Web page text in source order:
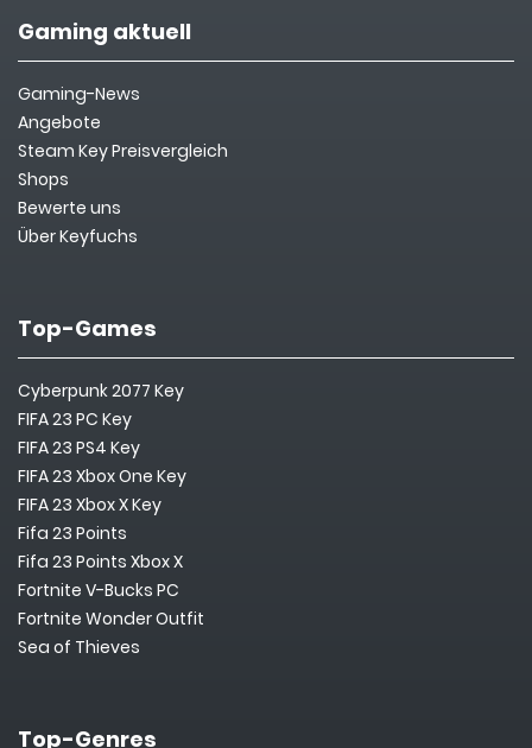
Gaming aktuell
Gaming-News
Angebote
Steam Key Preisvergleich
Shops
Bewerte uns
Über Keyfuchs
Top-Games
Cyberpunk 2077 Key
FIFA 23 PC Key
FIFA 23 PS4 Key
FIFA 23 Xbox One Key
FIFA 23 Xbox X Key
Fifa 23 Points
Fifa 23 Points Xbox X
Fortnite V-Bucks PC
Fortnite Wonder Outfit
Sea of Thieves
Top-Genres